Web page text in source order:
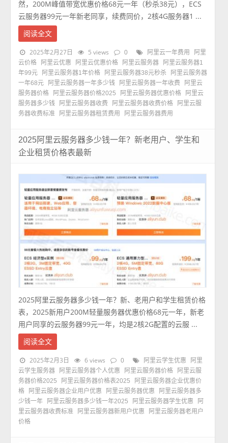
然，200M峰值带宽优惠价格68元一年（秒杀38元），ECS
云服务器99元一年新老同享，续费同价，2核4G服务器1 ...
阅读全文
2025年2月27日 5 views 0 阿里云一年费用
阿里
云价格
阿里云优惠 阿里云优惠价格 阿里云服务器
阿里云服务器1
年99元
阿里云服务器1年价格 阿里云服务器38元秒杀
阿里云服务器
一年68元
阿里云服务器一年多少钱 阿里云服务器一年收费
阿里云
服务器价格
阿里云服务器价格2025 阿里云服务器优惠价格
阿里云
服务器多少钱
阿里云服务器收费 阿里云服务器收费价格
阿里云服
务器收费标准
阿里云服务器租赁费用 阿里云服务器费用
2025阿里云服务器多少钱一年？新老用户、学生和
企业租赁价格表最新
2025阿里云服务器多少钱一年？新、老用户和学生租赁价格
表，2025新用户200M轻量服务器优惠价格68元一年，新老
用户同享的云服务器99元一年，均是2核2G配置的云服 ...
阅读全文
2025年2月3日 6 views 0 阿里云学生优惠
阿里
云学生服务器
阿里云服务器个人优惠 阿里云服务器价格
阿里云服
务器价格2025
阿里云服务器价格表2025
阿里云服务器企业优惠价
格
阿里云服务器企业用户优惠 阿里云服务器优惠
阿里云服务器多
少钱一年
阿里云服务器多少钱一年2025 阿里云服务器学生优惠
阿
里云服务器收费标准
阿里云服务器新用户优惠
阿里云服务器老用户
价格